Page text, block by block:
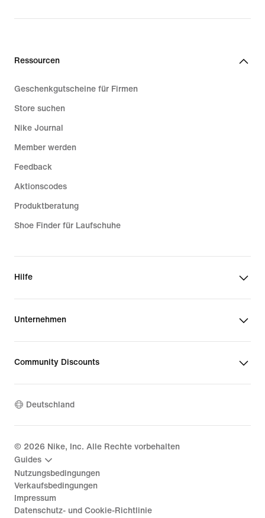
Ressourcen
Geschenkgutscheine für Firmen
Store suchen
Nike Journal
Member werden
Feedback
Aktionscodes
Produktberatung
Shoe Finder für Laufschuhe
Hilfe
Unternehmen
Community Discounts
Deutschland
© 2026 Nike, Inc. Alle Rechte vorbehalten
Guides
Nutzungsbedingungen
Verkaufsbedingungen
Impressum
Datenschutz- und Cookie-Richtlinie